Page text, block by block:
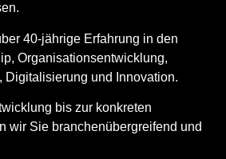
40-jährige Erfahrung in den
Organisationsentwicklung,
Digitalisierung und Innovation.
bis zur konkreten
wir Sie branchenübergreifend und